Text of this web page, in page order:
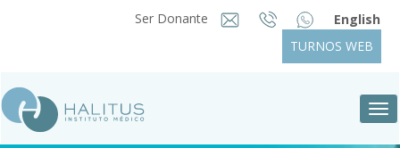
Ser Donante
English
TURNOS WEB